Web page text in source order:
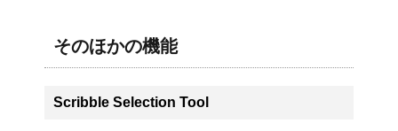
そのほかの機能
Scribble Selection Tool